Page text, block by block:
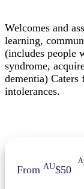
Welcomes and
learning,
(includes people
syndrome,
dementia)
intolerances.
From AU$50